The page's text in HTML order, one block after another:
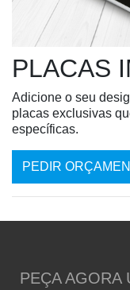
PLACAS
Adicione o seu
placas exclusivas
específicas.
PEDIR
PEÇA AGORA